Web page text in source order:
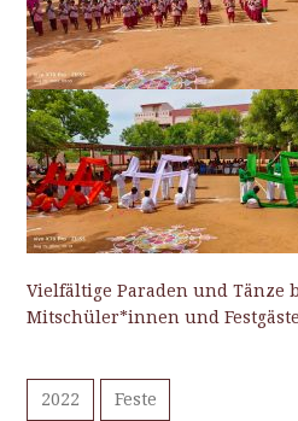
Vielfältige Paraden und Tänze
Mitschüler*innen und
2022 Feste